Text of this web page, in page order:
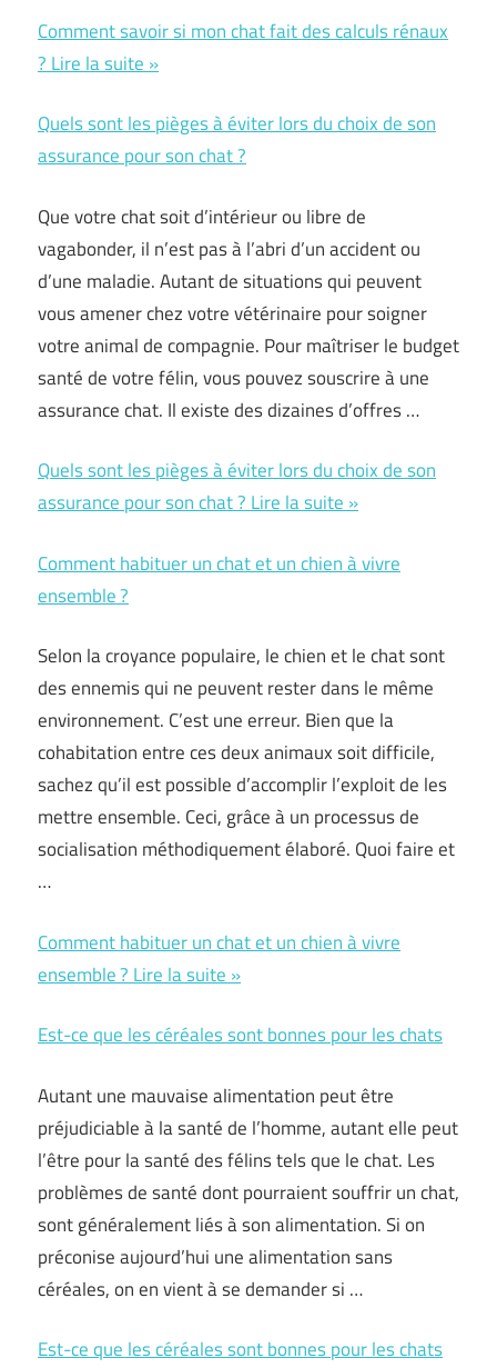
Comment savoir si mon chat fait des calculs rénaux
? Lire la suite »
Quels sont les pièges à éviter lors du choix de son
assurance pour son chat ?
Que votre chat soit d’intérieur ou libre de
vagabonder, il n’est pas à l’abri d’un accident ou
d’une maladie. Autant de situations qui peuvent
vous amener chez votre vétérinaire pour soigner
votre animal de compagnie. Pour maîtriser le budget
santé de votre félin, vous pouvez souscrire à une
assurance chat. Il existe des dizaines d’offres …
Quels sont les pièges à éviter lors du choix de son
assurance pour son chat ? Lire la suite »
Comment habituer un chat et un chien à vivre
ensemble ?
Selon la croyance populaire, le chien et le chat sont
des ennemis qui ne peuvent rester dans le même
environnement. C’est une erreur. Bien que la
cohabitation entre ces deux animaux soit difficile,
sachez qu’il est possible d’accomplir l’exploit de les
mettre ensemble. Ceci, grâce à un processus de
socialisation méthodiquement élaboré. Quoi faire et
…
Comment habituer un chat et un chien à vivre
ensemble ? Lire la suite »
Est-ce que les céréales sont bonnes pour les chats
Autant une mauvaise alimentation peut être
préjudiciable à la santé de l’homme, autant elle peut
l’être pour la santé des félins tels que le chat. Les
problèmes de santé dont pourraient souffrir un chat,
sont généralement liés à son alimentation. Si on
préconise aujourd’hui une alimentation sans
céréales, on en vient à se demander si …
Est-ce que les céréales sont bonnes pour les chats